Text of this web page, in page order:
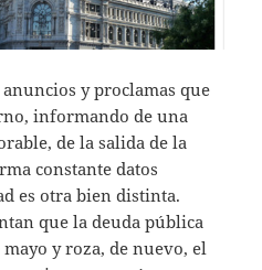
y proclamas que
informando de una
de la salida de la
constante datos
es otra bien distinta.
que la deuda pública
y roza, de nuevo, el